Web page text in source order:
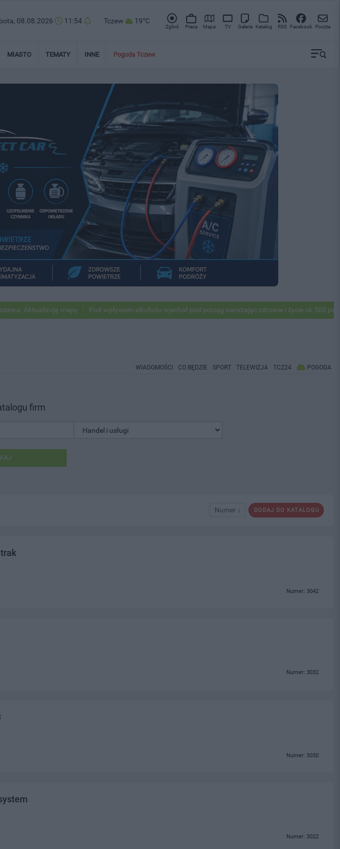
08.08.2026 11:54 Tczew 19°C
Zgłoś Praca Mapa TV Galeria Katalog RSS Facebook Poczta
MIASTO TEMATY INNE Pogoda Tczew
mapy Pod wpływem alkoholu wjechał pod pociąg narażając zdrowie i życie ok 500 pasażerów!
WIADOMOŚCI CO BĘDZIE SPORT TELEWIZJA TCZ24 POGODA
firm
DODAJ DO KATALOGU
Numer ↓
Numer: 3042
Numer: 3032
Numer: 3030
Numer: 3022